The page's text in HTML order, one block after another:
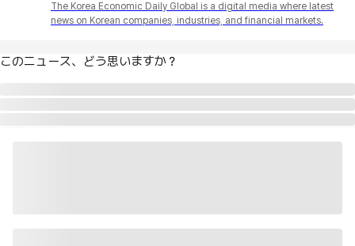
The Korea Economic Daily Global is a digital media where latest
news on Korean companies, industries, and financial markets.
このニュース、どう思いますか？